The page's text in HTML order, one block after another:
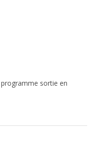
sortie en